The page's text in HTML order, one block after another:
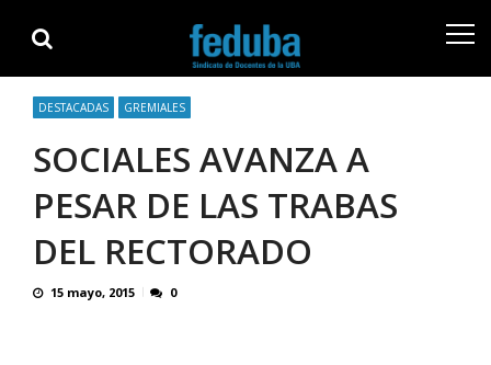
navigation
content
DESTACADAS GREMIALES
SOCIALES AVANZA A
PESAR DE LAS TRABAS
DEL RECTORADO
15 mayo, 2015 0